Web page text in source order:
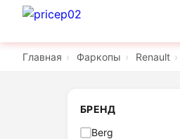
Главная › Фаркопы › Renault ›
БРЕНД
Berg